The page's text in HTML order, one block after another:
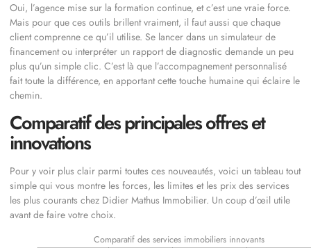
Oui, l’agence mise sur la formation continue, et c’est une vraie force.
Mais pour que ces outils brillent vraiment, il faut aussi que chaque
client comprenne ce qu’il utilise. Se lancer dans un simulateur de
financement ou interpréter un rapport de diagnostic demande un peu
plus qu’un simple clic. C’est là que l’accompagnement personnalisé
fait toute la différence, en apportant cette touche humaine qui éclaire le
chemin.
Comparatif des principales offres et
innovations
Pour y voir plus clair parmi toutes ces nouveautés, voici un tableau tout
simple qui vous montre les forces, les limites et les prix des services
les plus courants chez Didier Mathus Immobilier. Un coup d’œil utile
avant de faire votre choix.
Comparatif des services immobiliers innovants